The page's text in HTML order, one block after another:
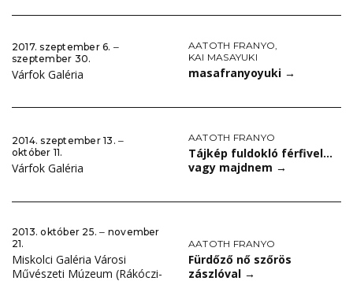
2017. szeptember 6. ‒
szeptember 30.
Várfok Galéria
AATOTH FRANYO,
KAI MASAYUKI
masafranyoyuki →
2014. szeptember 13. ‒
október 11.
Várfok Galéria
AATOTH FRANYO
Tájkép fuldokló férfivel…
vagy majdnem →
2013. október 25. ‒ november
21.
Miskolci Galéria Városi
Művészeti Múzeum (Rákóczi-
AATOTH FRANYO
Fürdőző nő szőrös
zászlóval →